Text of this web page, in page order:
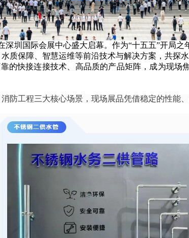
深圳国际会展中心盛大启幕。作为“十五五”开局
质保障、智慧运维等前沿技术与解决方案，共探
的快接连接技术、高品质的产品矩阵，成为现场
防工程三大核心场景，现场展品凭借稳定的性能